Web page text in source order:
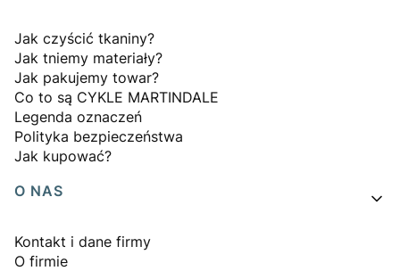
Jak czyścić tkaniny?
Jak tniemy materiały?
Jak pakujemy towar?
Co to są CYKLE MARTINDALE
Legenda oznaczeń
Polityka bezpieczeństwa
Jak kupować?
O NAS
Kontakt i dane firmy
O firmie